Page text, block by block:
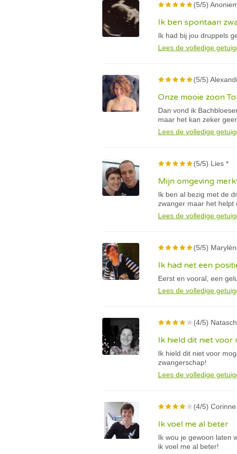
(5/5)
Ik ben spontaan
Ik had bij jou druppels
Lees de volledige
(5/5)
Onze mooie zoon
Dan vond ik
maar het kan zeker
Lees de volledige
(5/5) Lies *
Mijn omgeving
Ik ben al bezig met de
zwanger maar het helpt
Lees de volledige
(5/5)
Ik had net een
Eerst en vooral, een
Lees de volledige
(4/5)
Ik hield dit niet voor
Ik hield dit niet voor
zwangerschap!
Lees de volledige
(4/5) Corinne
Ik voel me al beter
Ik wou je gewoon laten
ik voel me al beter!